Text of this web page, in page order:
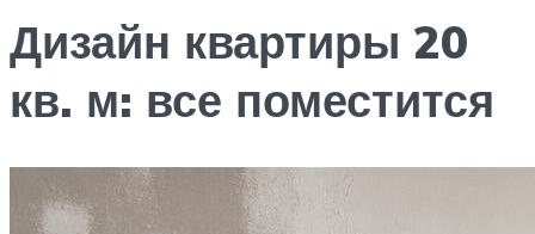
Дизайн квартиры 20
кв. м: все поместится